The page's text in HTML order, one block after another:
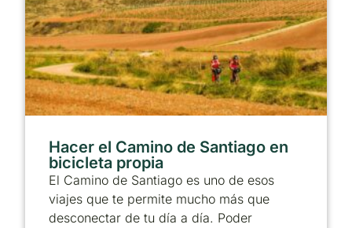
Hacer el Camino de Santiago en
bicicleta propia
El Camino de Santiago es uno de esos
viajes que te permite mucho más que
desconectar de tu día a día. Poder